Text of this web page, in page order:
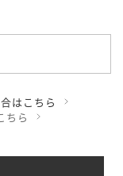
はこちら
ちら